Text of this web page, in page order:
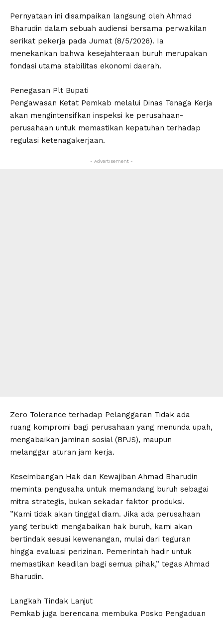
​Pernyataan ini disampaikan langsung oleh Ahmad
Bharudin dalam sebuah audiensi bersama perwakilan
serikat pekerja pada Jumat (8/5/2026). Ia
menekankan bahwa kesejahteraan buruh merupakan
fondasi utama stabilitas ekonomi daerah.
Penegasan Plt Bupati
​Pengawasan Ketat Pemkab melalui Dinas Tenaga Kerja
akan mengintensifkan inspeksi ke perusahaan-
perusahaan untuk memastikan kepatuhan terhadap
regulasi ketenagakerjaan.
- Advertisement -
​Zero Tolerance terhadap Pelanggaran Tidak ada
ruang kompromi bagi perusahaan yang menunda upah,
mengabaikan jaminan sosial (BPJS), maupun
melanggar aturan jam kerja.
​Keseimbangan Hak dan Kewajiban Ahmad Bharudin
meminta pengusaha untuk memandang buruh sebagai
mitra strategis, bukan sekadar faktor produksi.
​”Kami tidak akan tinggal diam. Jika ada perusahaan
yang terbukti mengabaikan hak buruh, kami akan
bertindak sesuai kewenangan, mulai dari teguran
hingga evaluasi perizinan. Pemerintah hadir untuk
memastikan keadilan bagi semua pihak,” tegas Ahmad
Bharudin.
​Langkah Tindak Lanjut
​Pemkab juga berencana membuka Posko Pengaduan